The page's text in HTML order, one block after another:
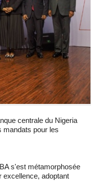
centrale du Nigeria
mandats pour les
s'est métamorphosée
excellence, adoptant